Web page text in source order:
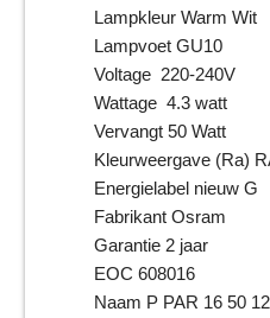
Lampkleur Warm Wit
Lampvoet GU10
Voltage 220-240V
Wattage 4.3 watt
Vervangt 50 Watt
Kleurweergave (Ra)
Energielabel nieuw G
Fabrikant Osram
Garantie 2 jaar
EOC 608016
Naam P PAR 16 50